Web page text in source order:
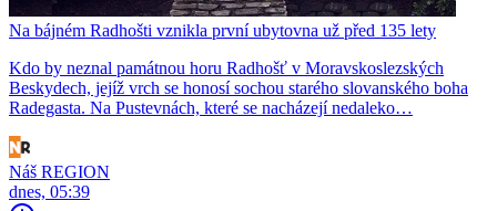
Na bájném Radhošti vznikla první ubytovna už před 135 lety
Kdo by neznal památnou horu Radhošť v Moravskoslezských
Beskydech, jejíž vrch se honosí sochou starého slovanského boha
Radegasta. Na Pustevnách, které se nacházejí nedaleko…
Náš REGION
dnes, 05:39